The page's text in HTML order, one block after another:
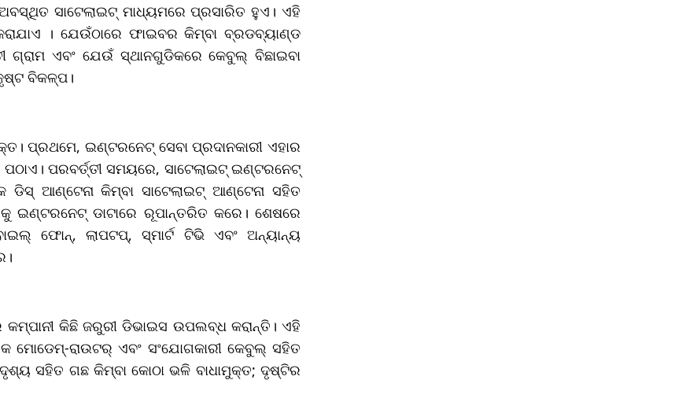
ସାଟେଲାଇଟ୍ ମାଧ୍ୟମରେ ପ୍ରସାରିତ ହୁଏ। ଏହି
। ଯେଉଁଠାରେ ଫାଇବର କିମ୍ବା ବ୍ରଡବ୍ୟାଣ୍ଡ
ଗ୍ରାମ ଏବଂ ଯେଉଁ ସ୍ଥାନଗୁଡିକରେ କେବୁଲ୍ ବିଛାଇବା
ବିକଳ୍ପ।
ପ୍ରଥମେ, ଇଣ୍ଟରନେଟ୍ ସେବା ପ୍ରଦାନକାରୀ ଏହାର
ପରବର୍ତ୍ତୀ ସମୟରେ, ସାଟେଲାଇଟ୍ ଇଣ୍ଟରନେଟ୍
ଆଣ୍ଟେନା କିମ୍ବା ସାଟେଲାଇଟ୍ ଆଣ୍ଟେନା ସହିତ
ଇଣ୍ଟରନେଟ୍ ଡାଟାରେ ରୂପାନ୍ତରିତ କରେ। ଶେଷରେ
ଫୋନ୍, ଲାପଟପ୍, ସ୍ମାର୍ଟ ଟିଭି ଏବଂ ଅନ୍ୟାନ୍ୟ
କିଛି ଜରୁରୀ ଡିଭାଇସ ଉପଲବ୍ଧ କରାନ୍ତି। ଏହି
ମୋଡେମ୍-ରାଉଟର୍ ଏବଂ ସଂଯୋଗକାରୀ କେବୁଲ୍ ସହିତ
ସହିତ ଗଛ କିମ୍ବା କୋଠା ଭଳି ବାଧାମୁକ୍ତ; ଦୃଷ୍ଟିର